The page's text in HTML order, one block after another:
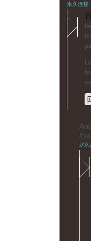
永久连接
星
永久